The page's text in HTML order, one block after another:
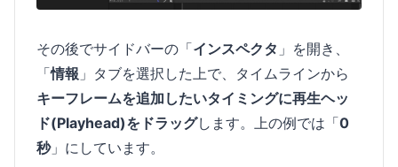
その後でサイドバーの「インスペクタ 」を開き、
「情報 」タブを選択した上で、タイムラインから
キーフレームを追加したいタイミングに再生ヘッ
ド(Playhead)をドラッグします。上の例では「0
秒」にしています。